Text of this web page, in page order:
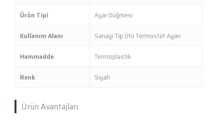
Ürün Tipi
Ayar Düğmesi
Kullanım Alanı
Sanayi Tip Ütü Termostat Ayarı
Hammadde
Termoplastik
Renk
Siyah
Ürün Avantajları